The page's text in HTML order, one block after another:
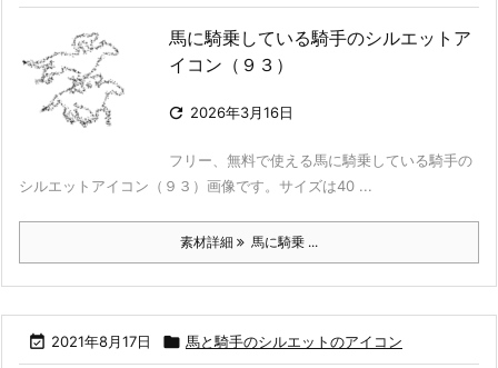
馬に騎乗している騎手のシルエットア
イコン（９３）
 2026年3月16日
フリー、無料で使える馬に騎乗している騎手の
シルエットアイコン（９３）画像です。サイズは40 ...
素材詳細 馬に騎乗 ...
 2021年8月17日  馬と騎手のシルエットのアイコン